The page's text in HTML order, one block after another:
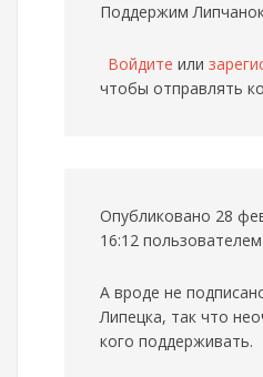
Поддержим
Войдите или
чтобы отправлять
Опубликовано 28
16:12 пользователем
А вроде не
Липецка, так что
кого поддерживать.